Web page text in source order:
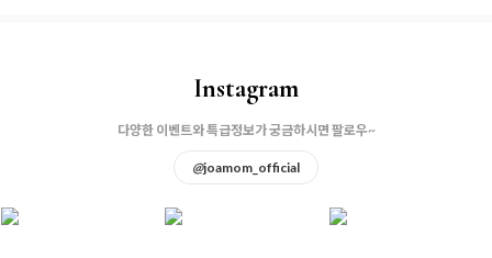
Instagram
다양한 이벤트와 특급정보가 궁금하시면 팔로우~
@joamom_official